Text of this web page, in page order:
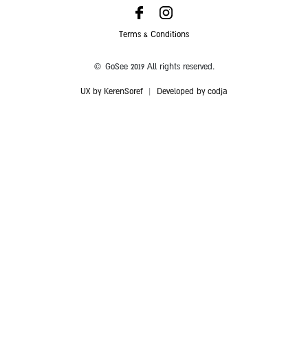
Terms & Conditions
© GoSee 2019 All rights reserved.
UX by KerenSoref Developed by codja